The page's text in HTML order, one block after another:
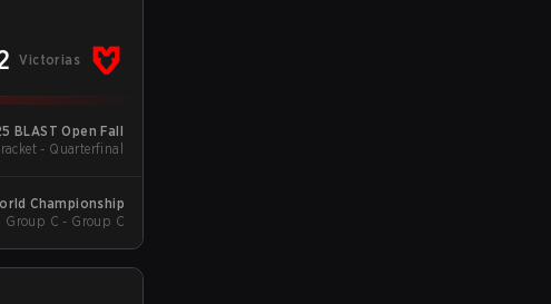
Victorias
BLAST Open Fall
- Quarterfinal
Championship
Group C - Group C